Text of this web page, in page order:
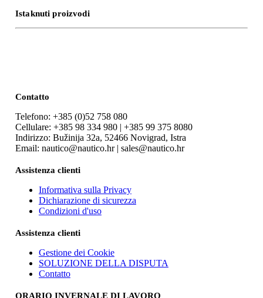
Istaknuti proizvodi
Contatto
Telefono: +385 (0)52 758 080
Cellulare: +385 98 334 980 | +385 99 375 8080
Indirizzo: Bužinija 32a, 52466 Novigrad, Istra
Email: nautico@nautico.hr | sales@nautico.hr
Assistenza clienti
Informativa sulla Privacy
Dichiarazione di sicurezza
Condizioni d'uso
Assistenza clienti
Gestione dei Cookie
SOLUZIONE DELLA DISPUTA
Contatto
ORARIO INVERNALE DI LAVORO